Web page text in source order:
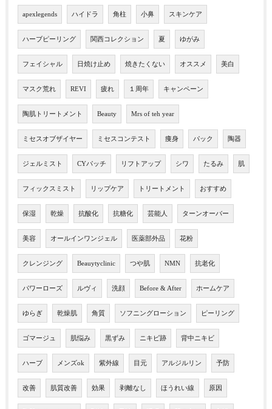
apexlegends ハイドラ 角柱 小鼻 スキンケア
ハーブピーリング 関西コレクション 夏 ゆがみ
フェイシャル 日焼け止め 焼きたくない オススメ 美白
マスク荒れ REVI 疲れ １周年 キャンペーン
陶肌トリートメント Beauty Mrs of teh year
ミセスオブザイヤー ミセスコンテスト 痩身 パック 陶器
ジェルミスト CYパッチ リフトアップ シワ たるみ 肌
フィックスミスト リップケア トリートメント おすすめ
保湿 乾燥 抗酸化 抗糖化 芸能人 ターンオーバー
美容 オールインワンジェル 医薬部外品 花粉
クレンジング Beauytyclinic つや肌 NMN 抗老化
パワーローズ ルヴィ 洗顔 Before & After ホームケア
ゆらぎ 乾燥肌 角質 ソフニングローション ピーリング
ゴマージュ 肌悩み 黒ずみ ニキビ跡 背中ニキビ
ハーブ メンズok 紫外線 目元 アルジルリン 予防
改善 肌質改善 効果 剥離なし ほうれい線 原因